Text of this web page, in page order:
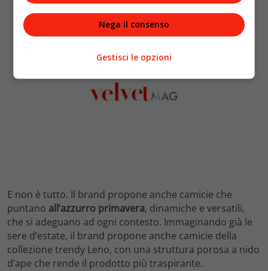
E non è tutto. Il brand propone anche camicie che
puntano all’azzurro primavera, dinamiche e versatili,
che si adeguano ad ogni contesto. Immaginando già le
sere d’estate, il brand propone anche camicie della
collezione trendy Leno, con una struttura porosa a nido
d’ape che rende il prodotto più traspirante.
Nega il consenso
Gestisci le opzioni